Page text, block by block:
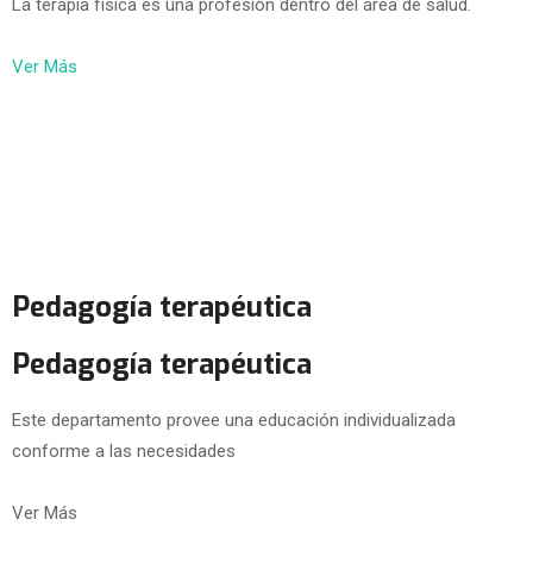
La terapia física es una profesión dentro del área de salud.
Ver Más
Pedagogía terapéutica
Pedagogía terapéutica
Este departamento provee una educación individualizada
conforme a las necesidades
Ver Más